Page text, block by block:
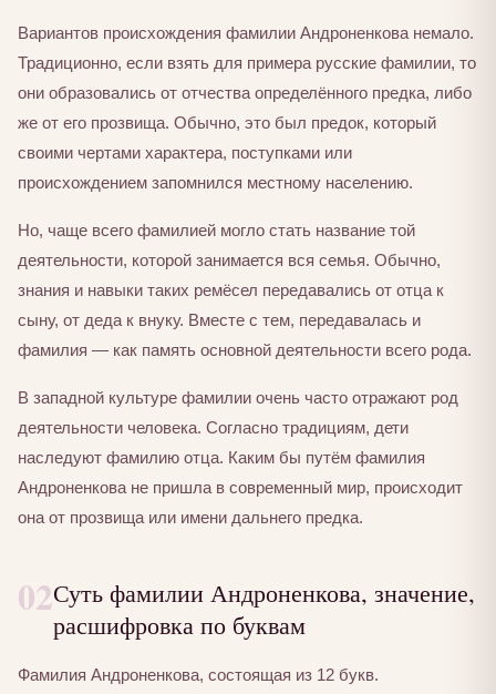
Вариантов происхождения фамилии Андроненкова немало.
Традиционно, если взять для примера русские фамилии, то
они образовались от отчества определённого предка, либо
же от его прозвища. Обычно, это был предок, который
своими чертами характера, поступками или
происхождением запомнился местному населению.
Но, чаще всего фамилией могло стать название той
деятельности, которой занимается вся семья. Обычно,
знания и навыки таких ремёсел передавались от отца к
сыну, от деда к внуку. Вместе с тем, передавалась и
фамилия — как память основной деятельности всего рода.
В западной культуре фамилии очень часто отражают род
деятельности человека. Согласно традициям, дети
наследуют фамилию отца. Каким бы путём фамилия
Андроненкова не пришла в современный мир, происходит
она от прозвища или имени дальнего предка.
02Суть фамилии Андроненкова, значение,
расшифровка по буквам
Фамилия Андроненкова, состоящая из 12 букв.